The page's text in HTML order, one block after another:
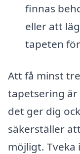
finnas
eller att
tapeten
Att få minst
tapetsering är
det ger dig
säkerställer
möjligt.